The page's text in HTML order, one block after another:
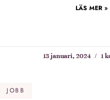
LÄS MER »
13 januari, 2024 1
JOBB